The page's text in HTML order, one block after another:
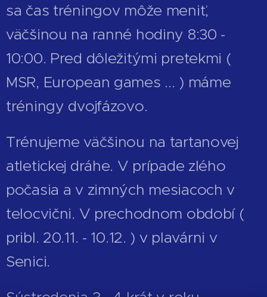
sa čas tréningov môže meniť,
väčšinou na ranné hodiny 8:30 -
10:00. Pred dôležitými pretekmi (
MSR, European games ... ) máme
tréningy dvojfázovo.
Trénujeme väčšinou na tartanovej
atletickej dráhe. V prípade zlého
počasia a v zimných mesiacoch v
telocvični. V prechodnom období (
pribl. 20.11. - 10.12. ) v plavárni v
Senici.